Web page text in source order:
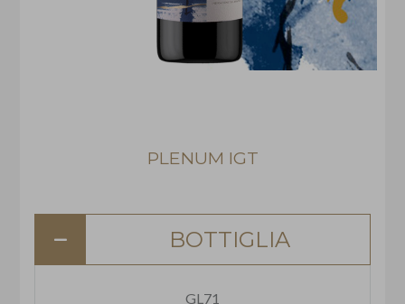
PLENUM IGT
BOTTIGLIA
GL71